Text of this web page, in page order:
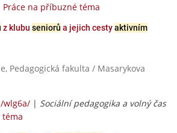
Práce na příbuzné téma
z klubu seniorů a jejich cestyaktivním
Pedagogická fakulta / Masarykova
wlg6a/ | Sociální pedagogika a volný čas
téma